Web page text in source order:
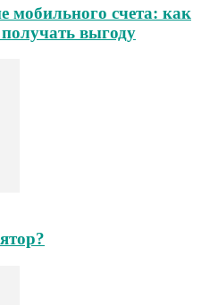
мобильного счета: как
выгоду